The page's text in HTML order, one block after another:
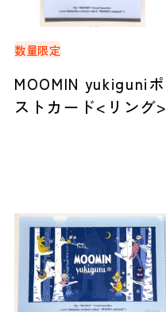
数量限定
MOOMIN yukiguniポ
ストカード<リング>